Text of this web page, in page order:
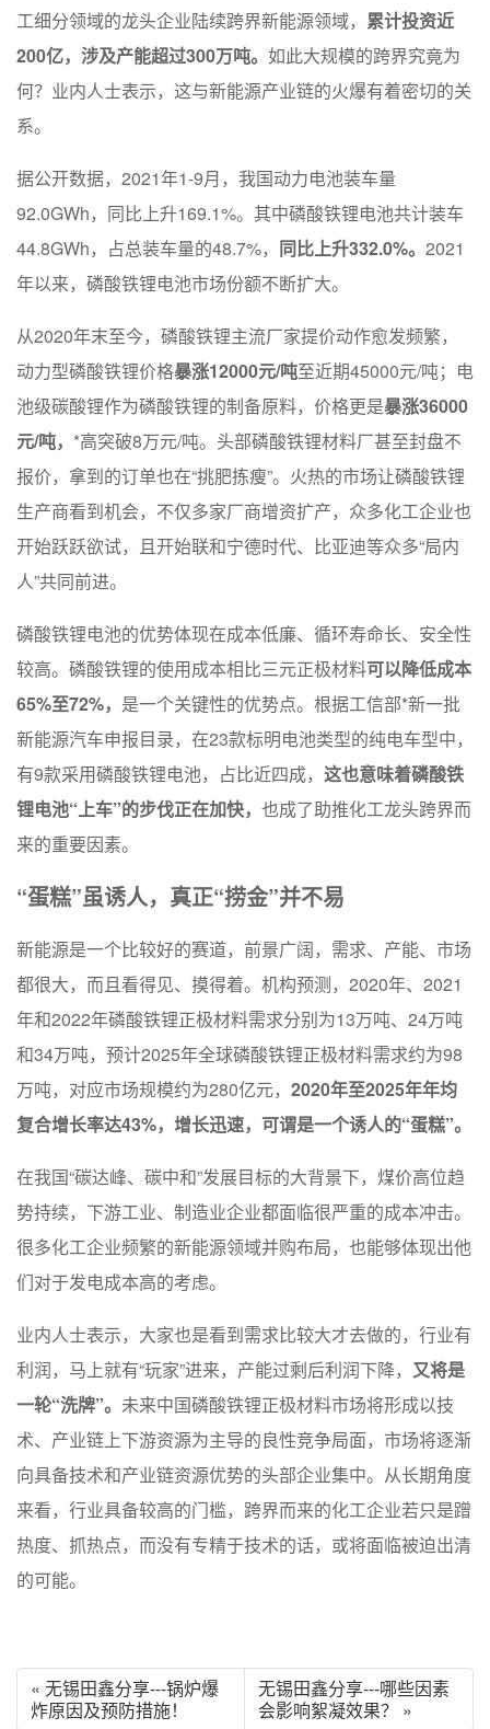
工细分领域的龙头企业陆续跨界新能源领域， 累计投资近
200亿，涉及产能超过300万吨。 如此大规模的跨界究竟为
何？业内人士表示，这与新能源产业链的火爆有着密切的关
系。
据公开数据，2021年1-9月，我国动力电池装车量
92.0GWh，同比上升169.1%。其中磷酸铁锂电池共计装车
44.8GWh，占总装车量的48.7%， 同比上升332.0%。 2021
年以来，磷酸铁锂电池市场份额不断扩大。
从2020年末至今，磷酸铁锂主流厂家提价动作愈发频繁，
动力型磷酸铁锂价格暴涨12000元/吨至近期45000元/吨；电
池级碳酸锂作为磷酸铁锂的制备原料，价格更是暴涨36000
元/吨， *高突破8万元/吨。头部磷酸铁锂材料厂甚至封盘不
报价，拿到的订单也在“挑肥拣瘦”。火热的市场让磷酸铁锂
生产商看到机会，不仅多家厂商增资扩产，众多化工企业也
开始跃跃欲试，且开始联和宁德时代、比亚迪等众多“局内
人”共同前进。
磷酸铁锂电池的优势体现在成本低廉、循环寿命长、安全性
较高。磷酸铁锂的使用成本相比三元正极材料可以降低成本
65%至72%， 是一个关键性的优势点。根据工信部*新一批
新能源汽车申报目录，在23款标明电池类型的纯电车型中，
有9款采用磷酸铁锂电池，占比近四成， 这也意味着磷酸铁
锂电池“上车”的步伐正在加快， 也成了助推化工龙头跨界而
来的重要因素。
“蛋糕”虽诱人，真正“捞金”并不易
新能源是一个比较好的赛道，前景广阔，需求、产能、市场
都很大，而且看得见、摸得着。机构预测，2020年、2021
年和2022年磷酸铁锂正极材料需求分别为13万吨、24万吨
和34万吨，预计2025年全球磷酸铁锂正极材料需求约为98
万吨，对应市场规模约为280亿元， 2020年至2025年年均
复合增长率达43%，增长迅速，可谓是一个诱人的“蛋糕”。
在我国“碳达峰、碳中和”发展目标的大背景下，煤价高位趋
势持续，下游工业、制造业企业都面临很严重的成本冲击。
很多化工企业频繁的新能源领域并购布局，也能够体现出他
们对于发电成本高的考虑。
业内人士表示，大家也是看到需求比较大才去做的，行业有
利润，马上就有“玩家”进来，产能过剩后利润下降， 又将是
一轮“洗牌”。 未来中国磷酸铁锂正极材料市场将形成以技
术、产业链上下游资源为主导的良性竞争局面，市场将逐渐
向具备技术和产业链资源优势的头部企业集中。从长期角度
来看，行业具备较高的门槛，跨界而来的化工企业若只是蹭
热度、抓热点，而没有专精于技术的话，或将面临被迫出清
的可能。
« 无锡田鑫分享---锅炉爆
炸原因及预防措施！
无锡田鑫分享---哪些因素
会影响絮凝效果？ »